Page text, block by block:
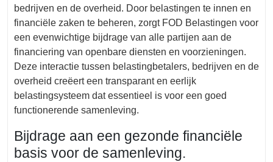
bedrijven en de overheid. Door belastingen te innen en
financiële zaken te beheren, zorgt FOD Belastingen voor
een evenwichtige bijdrage van alle partijen aan de
financiering van openbare diensten en voorzieningen.
Deze interactie tussen belastingbetalers, bedrijven en de
overheid creëert een transparant en eerlijk
belastingsysteem dat essentieel is voor een goed
functionerende samenleving.
Bijdrage aan een gezonde financiële
basis voor de samenleving.